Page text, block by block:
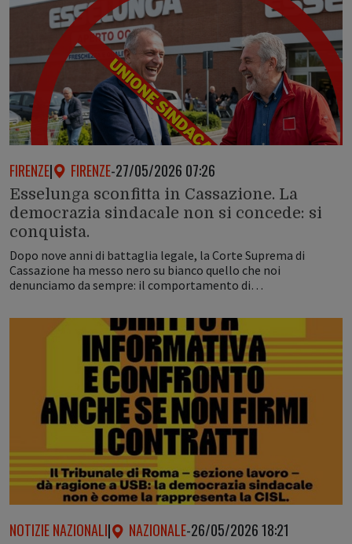
FIRENZE| FIRENZE-27/05/2026 07:26
Esselunga sconfitta in Cassazione. La
democrazia sindacale non si concede: si
conquista.
Dopo nove anni di battaglia legale, la Corte Suprema di
Cassazione ha messo nero su bianco quello che noi
denunciamo da sempre: il comportamento di…
NOTIZIE NAZIONALI| NAZIONALE-26/05/2026 18:21